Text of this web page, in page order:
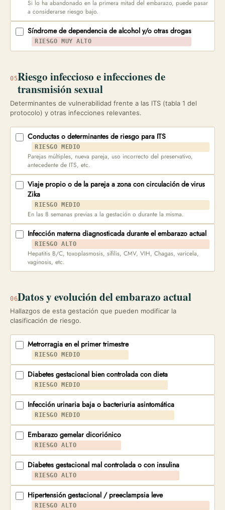
Si lo ha abandonado en la primera mitad del embarazo, puede pasar
a considerarse riesgo bajo.
Síndrome de dependencia de alcohol y/o otras drogas
RIESGO MUY ALTO
05Riesgo infeccioso e infecciones de
transmisión sexual
Determinantes de vulnerabilidad frente a las ITS (tabla 1 del
protocolo) y otras infecciones relevantes.
Conductas o determinantes de riesgo para ITS
RIESGO MEDIO
Parejas múltiples, nueva pareja, uso incorrecto del preservativo,
antecedente de ITS, etc.
Viaje propio o de la pareja a zona con circulación de virus
Zika
RIESGO MEDIO
En las 8 semanas previas a la gestación o durante la misma.
Infección materna diagnosticada durante el embarazo actual
RIESGO ALTO
Hepatitis B/C, toxoplasmosis, sífilis, CMV, VIH, Chagas, varicela,
vaginosis, etc.
06Datos y evolución del embarazo actual
Hallazgos de esta gestación que pueden modificar la
clasificación de riesgo.
Metrorragia en el primer trimestre
RIESGO MEDIO
Diabetes gestacional bien controlada con dieta
RIESGO MEDIO
Infección urinaria baja o bacteriuria asintomática
RIESGO MEDIO
Embarazo gemelar dicoriónico
RIESGO ALTO
Diabetes gestacional mal controlada o con insulina
RIESGO ALTO
Hipertensión gestacional / preeclampsia leve
RIESGO ALTO